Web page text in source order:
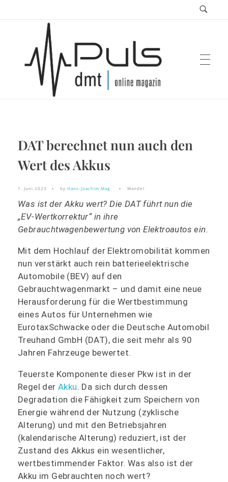
Puls Magazin
Zukunft der Mobilität
DAT berechnet nun auch den
Wert des Akkus
1. Juni 2023 by Hans-Joachim Mag Wandel
Was ist der Akku wert? Die DAT führt nun die
„EV-Wertkorrektur“ in ihre
Gebrauchtwagenbewertung von Elektroautos ein.
Mit dem Hochlauf der Elektromobilität kommen
nun verstärkt auch rein batterieelektrische
Automobile (BEV) auf den
Gebrauchtwagenmarkt – und damit eine neue
Herausforderung für die Wertbestimmung
eines Autos für Unternehmen wie
EurotaxSchwacke oder die Deutsche Automobil
Treuhand GmbH (DAT), die seit mehr als 90
Jahren Fahrzeuge bewertet.
Teuerste Komponente dieser Pkw ist in der
Regel derAkku. Da sich durch dessen
Degradation die Fähigkeit zum Speichern von
Energie während der Nutzung (zyklische
Alterung) und mit den Betriebsjahren
(kalendarische Alterung) reduziert, ist der
Zustand des Akkus ein wesentlicher,
wertbestimmender Faktor. Was also ist der
Akku im Gebrauchten noch wert?